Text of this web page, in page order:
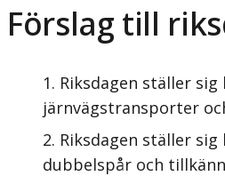
Förslag till
Riksdagen ställer
järnvägstransporter
Riksdagen ställer
dubbelspår och